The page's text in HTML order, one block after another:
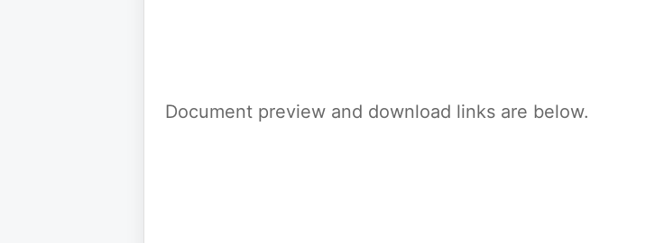
Document preview and download links are below.